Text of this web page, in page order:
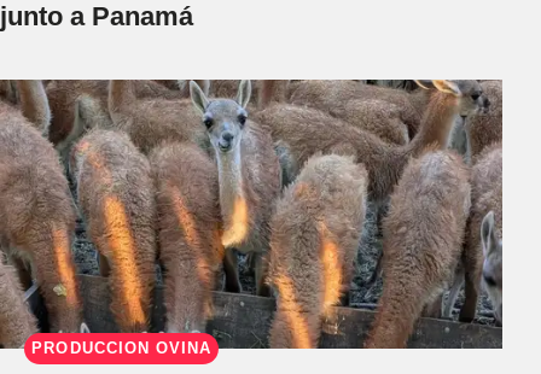
junto a Panamá
PRODUCCIÓN OVINA